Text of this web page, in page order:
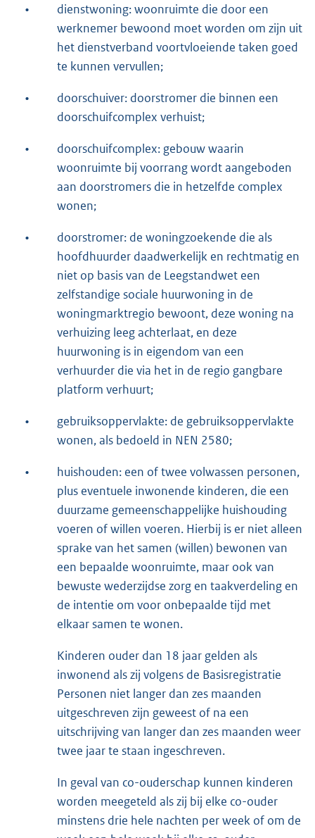
•
dienstwoning: woonruimte die door een
werknemer bewoond moet worden om zijn uit
het dienstverband voortvloeiende taken goed
te kunnen vervullen;
•
doorschuiver: doorstromer die binnen een
doorschuifcomplex verhuist;
•
doorschuifcomplex: gebouw waarin
woonruimte bij voorrang wordt aangeboden
aan doorstromers die in hetzelfde complex
wonen;
•
doorstromer: de woningzoekende die als
hoofdhuurder daadwerkelijk en rechtmatig en
niet op basis van de Leegstandwet een
zelfstandige sociale huurwoning in de
woningmarktregio bewoont, deze woning na
verhuizing leeg achterlaat, en deze
huurwoning is in eigendom van een
verhuurder die via het in de regio gangbare
platform verhuurt;
•
gebruiksoppervlakte: de gebruiksoppervlakte
wonen, als bedoeld in NEN 2580;
•
huishouden: een of twee volwassen personen,
plus eventuele inwonende kinderen, die een
duurzame gemeenschappelijke huishouding
voeren of willen voeren. Hierbij is er niet alleen
sprake van het samen (willen) bewonen van
een bepaalde woonruimte, maar ook van
bewuste wederzijdse zorg en taakverdeling en
de intentie om voor onbepaalde tijd met
elkaar samen te wonen.
Kinderen ouder dan 18 jaar gelden als
inwonend als zij volgens de Basisregistratie
Personen niet langer dan zes maanden
uitgeschreven zijn geweest of na een
uitschrijving van langer dan zes maanden weer
twee jaar te staan ingeschreven.
In geval van co-ouderschap kunnen kinderen
worden meegeteld als zij bij elke co-ouder
minstens drie hele nachten per week of om de